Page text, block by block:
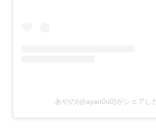
あやの(@ayan0u0)がシェアし